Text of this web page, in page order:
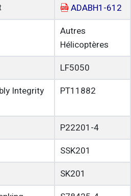
ADABH1-612
Autres
Hélicoptères
LF5050
Integrity
PT11882
P22201-4
SSK201
SK201